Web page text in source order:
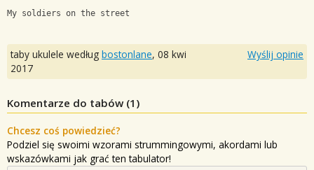
My soldiers on the street
taby ukulele według bostonlane, 08 kwi
2017
Wyślij opinie
Komentarze do tabów (1 )
Chcesz coś powiedzieć?
Podziel się swoimi wzorami strummingowymi, akordami lub
wskazówkami jak grać ten tabulator!